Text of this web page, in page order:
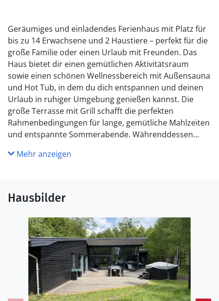
Geräumiges und einladendes Ferienhaus mit Platz für
bis zu 14 Erwachsene und 2 Haustiere – perfekt für die
große Familie oder einen Urlaub mit Freunden. Das
Haus bietet dir einen gemütlichen Aktivitätsraum
sowie einen schönen Wellnessbereich mit Außensauna
und Hot Tub, in dem du dich entspannen und deinen
Urlaub in ruhiger Umgebung genießen kannst. Die
große Terrasse mit Grill schafft die perfekten
Rahmenbedingungen für lange, gemütliche Mahlzeiten
und entspannte Sommerabende. Währenddessen
du dich zurücklehnst und den friedlichen Garten
Küche
Die Küche ist mit Kühlschrank ausgestattet. Außerdem
gibt es 4 Induktions-Kochzonen, Umluftofen sowie
Geschirrspüler.
WC und Bad
Es gibt 2 Badezimmer mit Duschnische und 2 Toiletten.
Fußbodenheizung in 2 Badezimmern.
Mehr anzeigen
Hausbilder